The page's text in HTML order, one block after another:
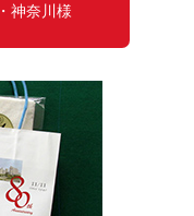
神奈川様